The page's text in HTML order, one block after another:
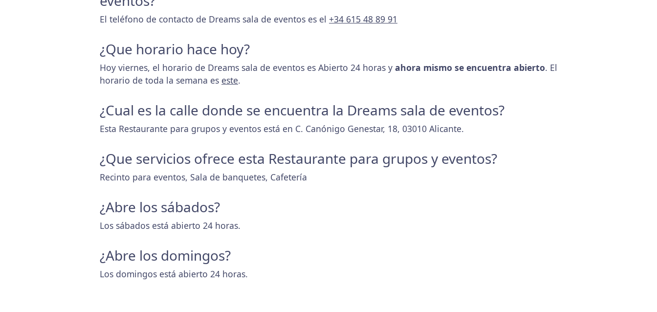
El teléfono de contacto de Dreams sala de eventos es el +34 615 48 89 91
¿Que horario hace hoy?
Hoy viernes, el horario de Dreams sala de eventos es Abierto 24 horas y ahora mismo se encuentra abierto. El
horario de toda la semana es este.
¿Cual es la calle donde se encuentra la Dreams sala de eventos?
Esta Restaurante para grupos y eventos está en C. Canónigo Genestar, 18, 03010 Alicante.
¿Que servicios ofrece esta Restaurante para grupos y eventos?
Recinto para eventos, Sala de banquetes, Cafetería
¿Abre los sábados?
Los sábados está abierto 24 horas.
¿Abre los domingos?
Los domingos está abierto 24 horas.